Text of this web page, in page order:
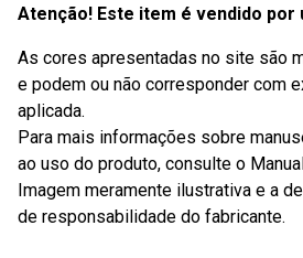
Atenção! Este item é vendido por
As cores apresentadas no site são
e podem ou não corresponder com
aplicada.
Para mais informações sobre
ao uso do produto, consulte o
Imagem meramente ilustrativa e a
de responsabilidade do fabricante.